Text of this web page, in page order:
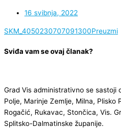
16 svibnja, 2022
SKM_4050230707091300Preuzmi
Sviđa vam se ovaj članak?
Grad Vis administrativno se sastoji
Polje, Marinje Zemlje, Milna, Plisko
Rogačić, Rukavac, Stončica, Vis.
Splitsko-Dalmatinske županije.